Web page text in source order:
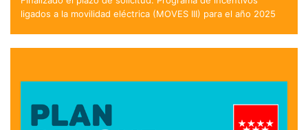
ligados a la movilidad eléctrica (MOVES III) para el año 2025